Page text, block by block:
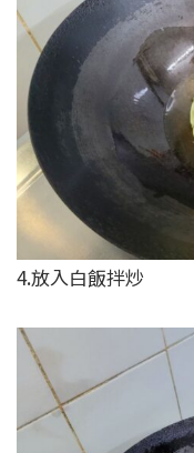
4.放入白飯拌炒